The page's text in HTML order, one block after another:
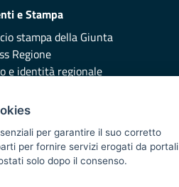
e Stampa
stampa della Giunta
Regione
e identità regionale
di pubblicazione
XI
per garantire il suo corretto
per fornire servizi erogati da portali
solo dopo il consenso.